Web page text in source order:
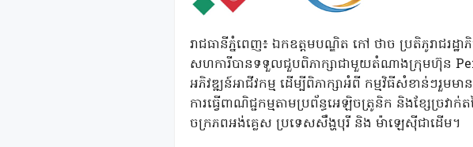
រាជធានីភ្នំពេញ៖ ឯកឧត្ដមបណ្ឌិត កៅ ថាច ប្រតិភូរាជរ
សហការីបានទទួលជួបពិភាក្សាជាមួយតំណាងក្រុមហ៊ុន
អភិវឌ្ឍន៍អាជីវកម្ម ដើម្បីពិភាក្សាអំពី កម្មវិធីសំខាន់ៗរួម
ការធ្វើពាណិជ្ជកម្មតាមប្រព័ន្ធអេឡិចត្រូនិក និងខ្សែច្រវ
ចក្រភពអង់គ្លេស ប្រទេសសឹង្ហបុរី និង ម៉ាឡេសុីជាដើម។